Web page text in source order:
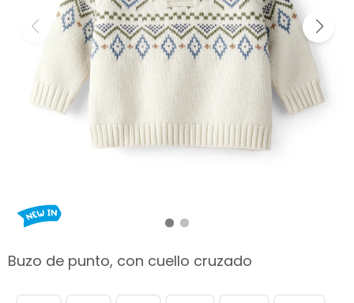
Buzo de punto, con cuello cruzado
OUTLET
hop